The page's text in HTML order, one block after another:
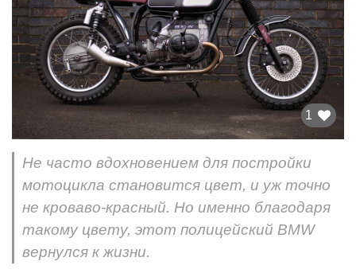
1
Не часто вдохновением для постройки
мотоцикла становится цвет, и уж точно
не кроваво-красный. Но именно благодаря
такому цвету, этот полицейский BMW
вернулся к жизни.